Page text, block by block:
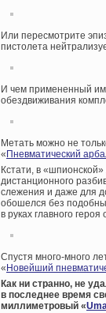
Или пересмотрите
пистолета
И чем примененный им
обездвиживания
Метать можно не
« Пневматический
Кстати, в
дистанционного
слежения и даже для
обошелся без
в руках главного
Спустя много-много
« Новейший
Как ни странно, не
в последнее время
миллиметровый «